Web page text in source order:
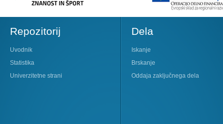
Repozitorij
Uvodnik
Statistika
Univerzitetne strani
Dela
Iskanje
Brskanje
Oddaja zaključnega dela